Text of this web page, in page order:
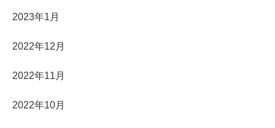
2023年1月
2022年12月
2022年11月
2022年10月